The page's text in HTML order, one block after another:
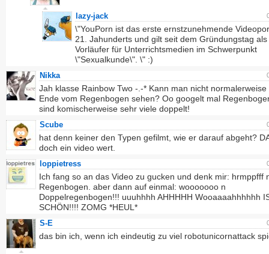
lazy-jack
\"YouPorn ist das erste ernstzunehmende
21. Jahunderts und gilt seit dem Gründungstag als
Vorläufer für Unterrichtsmedien im Schwerpunkt
\"Sexualkunde\". \" :)
Nikka
Jah klasse Rainbow Two -.-* Kann man nicht normalerweise
Ende vom Regenbogen sehen? Oo googelt mal
sind komischerweise sehr viele doppelt!
Scube
hat denn keiner den Typen gefilmt, wie er darauf abgeht?
doch ein video wert.
loppietress
Ich fang so an das Video zu gucken und denk mir: hrmppfff
Regenbogen. aber dann auf einmal: wooooooo n
Doppelregenbogen!!! uuuhhhh AHHHHH Wooaaaahhhhhh
SCHÖN!!!! ZOMG *HEUL*
S-E
das bin ich, wenn ich eindeutig zu viel robotunicornattack